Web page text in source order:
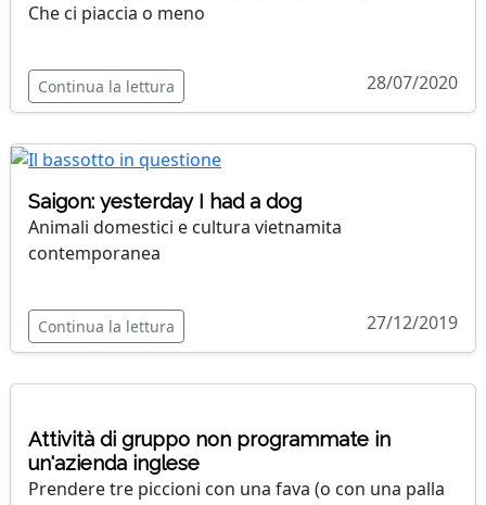
Che ci piaccia o meno
Continua la lettura 28/07/2020
Saigon: yesterday I had a dog
Animali domestici e cultura vietnamita
contemporanea
Continua la lettura 27/12/2019
Attività di gruppo non programmate in
un'azienda inglese
Prendere tre piccioni con una fava (o con una palla